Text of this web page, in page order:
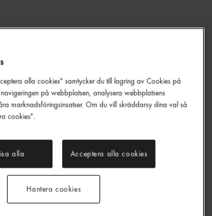
Fanta Zero33cl
EAN: 5449000089021
alla cookies" samtycker du till lagring av Cookies på
på webbplatsen, analysera webbplatsens
marknadsföringsinsatser. Om du vill skräddarsy dina val så
cookies".
alla Acceptera alla cookies
Hantera cookies